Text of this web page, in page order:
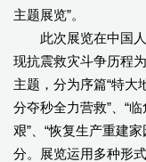
主题展览”。
此次展览在中国人
现抗震救灾斗争历程
主题，分为序篇“特大
分夺秒全力营救”、“
艰”、“恢复生产重建
分。展览运用多种形